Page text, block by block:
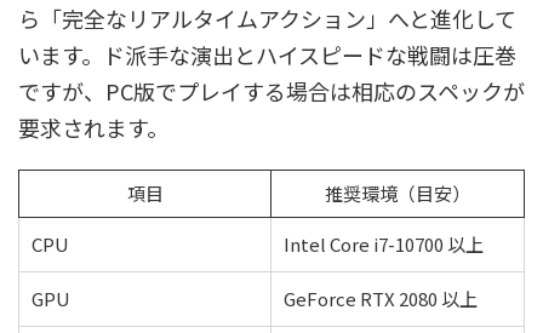
ら「完全なリアルタイムアクション」へと進化して
います。ド派手な演出とハイスピードな戦闘は圧巻
ですが、PC版でプレイする場合は相応のスペックが
要求されます。
項目
推奨環境（目安）
CPU
Intel Core i7-10700 以上
GPU GeForce RTX 2080 以上